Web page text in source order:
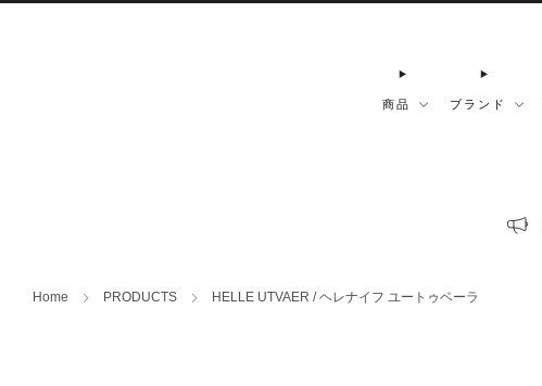
商品 ブランド
Home PRODUCTS HELLE UTVAER / ヘレナイフ ユートゥベーラ